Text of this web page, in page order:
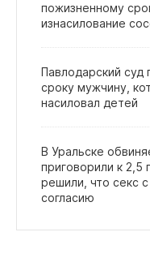
пожизненному
изнасилование
Павлодарский суд
сроку мужчину,
насиловал детей
В Уральске
приговорили к 2,5
решили, что секс
согласию